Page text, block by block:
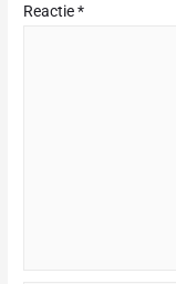
Reactie*